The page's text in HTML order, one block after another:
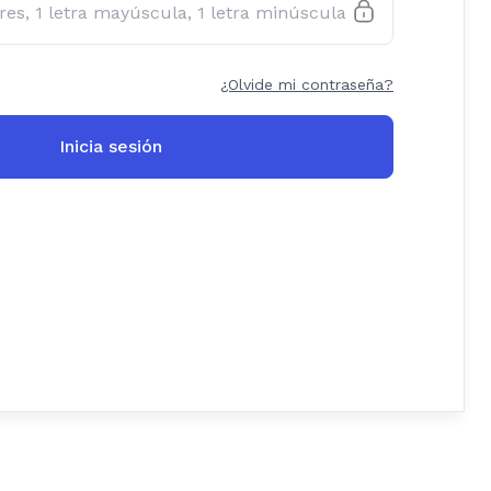
¿Olvide mi contraseña?